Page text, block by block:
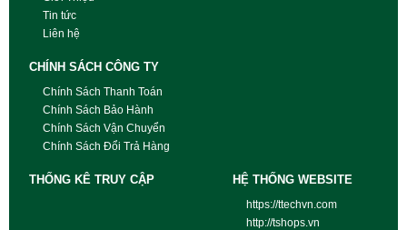
Tin tức
Liên hệ
CHÍNH SÁCH CÔNG TY
Chính Sách Thanh Toán
Chính Sách Bảo Hành
Chính Sách Vận Chuyển
Chính Sách Đổi Trả Hàng
THỐNG KÊ TRUY CẬP HỆ THỐNG WEBSITE
https://ttechvn.com
http://tshops.vn